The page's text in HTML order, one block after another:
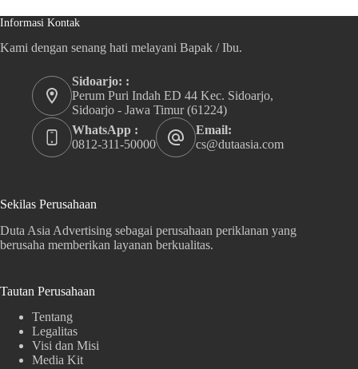
Informasi Kontak
Kami dengan senang hati melayani Bapak / Ibu.
Sidoarjo: :
Perum Puri Indah ED 44 Kec. Sidoarjo,
Sidoarjo - Jawa Timur (61224)
WhatsApp :
0812-311-50000
Email:
cs@dutaasia.com
Sekilas Perusahaan
Duta Asia Advertising sebagai perusahaan periklanan yang
berusaha memberikan layanan berkualitas.
Tautan Perusahaan
Tentang
Legalitas
Visi dan Misi
Media Kit